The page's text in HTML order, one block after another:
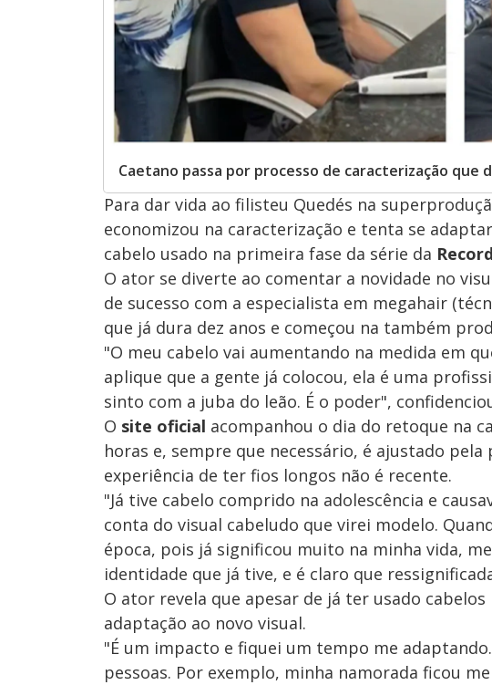
Caetano passa por processo de caracterização
Para dar vida ao filisteu Quedés na
economizou na caracterização e tenta se
cabelo usado na primeira fase da série da
O ator se diverte ao comentar a novidade no
de sucesso com a especialista em megahair
que já dura dez anos e começou na também
"O meu cabelo vai aumentando na medida em
aplique que a gente já colocou, ela é uma
sinto com a juba do leão. É o poder",
O site oficial acompanhou o dia do retoque na
horas e, sempre que necessário, é ajustado
experiência de ter fios longos não é recente.
"Já tive cabelo comprido na adolescência e
conta do visual cabeludo que virei modelo.
época, pois já significou muito na minha vida,
identidade que já tive, e é claro que
O ator revela que apesar de já ter usado
adaptação ao novo visual.
"É um impacto e fiquei um tempo me
pessoas. Por exemplo, minha namorada ficou